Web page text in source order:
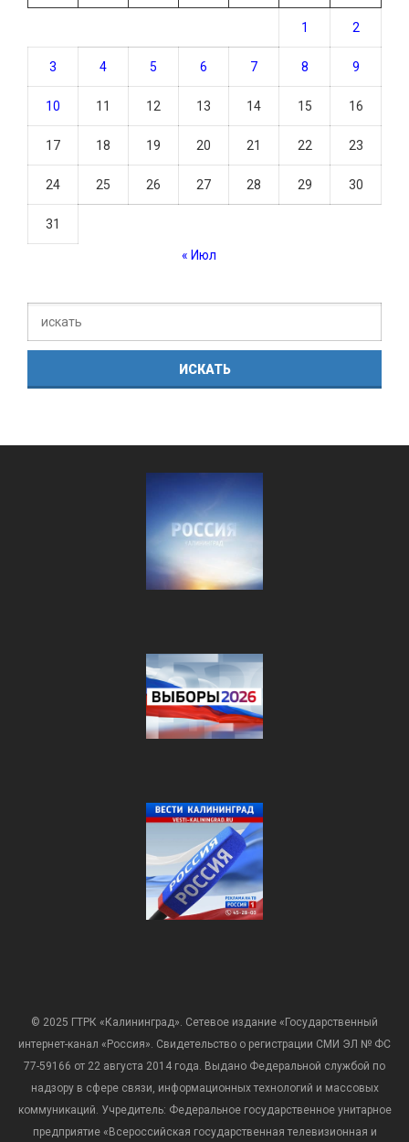
1 2
3 4 5 6 7 8 9
10 11 12 13 14 15 16
17 18 19 20 21 22 23
24 25 26 27 28 29 30
31
« Июл
© 2025 ГТРК «Калининград». Сетевое издание «Государственный
интернет-канал «Россия». Свидетельство о регистрации СМИ ЭЛ № ФС
77-59166 от 22 августа 2014 года. Выдано Федеральной службой по
надзору в сфере связи, информационных технологий и массовых
коммуникаций. Учредитель: Федеральное государственное унитарное
предприятие «Всероссийская государственная телевизионная и